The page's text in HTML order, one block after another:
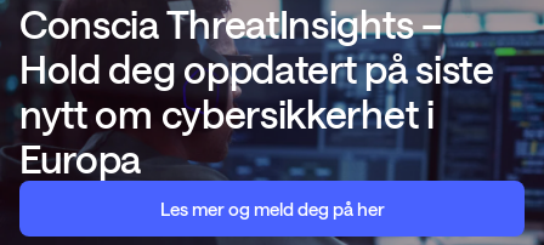
Conscia ThreatInsights –
Hold deg oppdatert på siste
nytt om cybersikkerhet i
Europa
Les mer og meld deg på her